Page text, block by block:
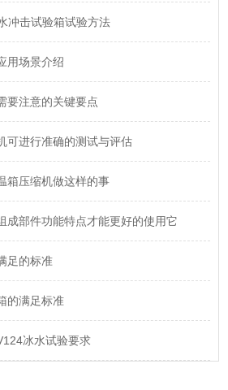
冲击试验箱试验方法
用场景介绍
要注意的关键要点
可进行准确的测试与评估
箱压缩机做这样的事
成部件功能特点才能更好的使用它
足的标准
的满足标准
冰水试验要求